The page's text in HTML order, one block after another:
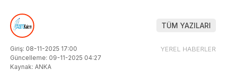
TÜM YAZILARI
Giriş: 08-11-2025 17:00
Güncelleme: 09-11-2025 04:27
Kaynak: ANKA
YEREL HABERLER